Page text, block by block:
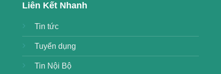
Liên Kết Nhanh
Tin tức
Tuyển dụng
Tin Nội Bộ